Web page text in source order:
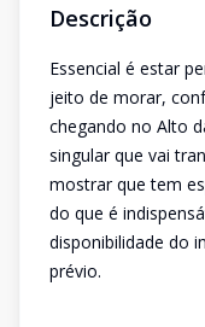
Descrição
Essencial é estar
jeito de morar,
chegando no Alto
singular que vai
mostrar que tem
do que é
disponibilidade do
prévio.